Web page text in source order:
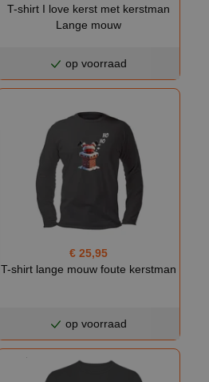
T-shirt I love kerst met kerstman
Lange mouw
op voorraad
€ 25,95
T-shirt lange mouw foute kerstman
op voorraad